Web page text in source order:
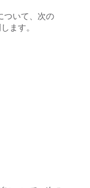
ついて、次の
ます。